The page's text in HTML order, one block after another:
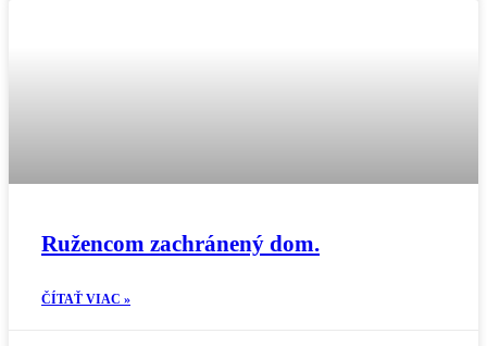
Ružencom zachránený dom.
ČÍTAŤ VIAC »